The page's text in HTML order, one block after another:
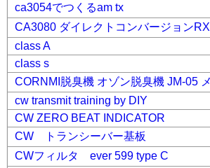
ca3054でつくるam tx
CA3080 ダイレクトコンバージョンRX
class A
class s
CORNMI脱臭機 オゾン脱臭機 JM-05
cw transmit training by DIY
CW ZERO BEAT INDICATOR
CW トランシーバー基板
CWフィルタ ever 599 type C